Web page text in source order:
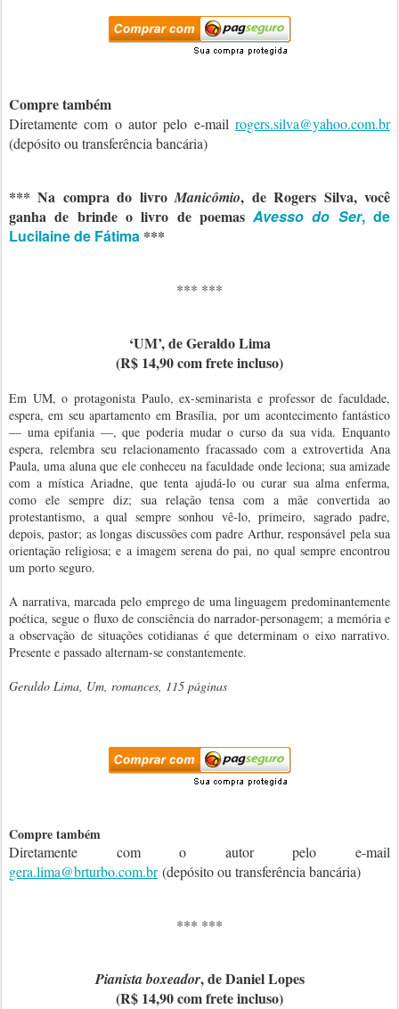
Compre também
Diretamente com o autor pelo e-mail rogers.silva@yahoo.com.br
(depósito ou transferência bancária)
*** Na compra do livroManicômio, de Rogers Silva, você
ganha de brinde o livro de poemasAvesso do Ser, de
Lucilaine de Fátima ***
*** ***
‘UM’, de Geraldo Lima
(R$ 14,90 com frete incluso)
Em UM, o protagonista Paulo, ex-seminarista e professor de faculdade,
espera, em seu apartamento em Brasília, por um acontecimento fantástico
— uma epifania —, que poderia mudar o curso da sua vida. Enquanto
espera, relembra seu relacionamento fracassado com a extrovertida Ana
Paula, uma aluna que ele conheceu na faculdade onde leciona; sua amizade
com a mística Ariadne, que tenta ajudá-lo ou curar sua alma enferma,
como ele sempre diz; sua relação tensa com a mãe convertida ao
protestantismo, a qual sempre sonhou vê-lo, primeiro, sagrado padre,
depois, pastor; as longas discussões com padre Arthur, responsável pela sua
orientação religiosa; e a imagem serena do pai, no qual sempre encontrou
um porto seguro.
A narrativa, marcada pelo emprego de uma linguagem predominantemente
poética, segue o fluxo de consciência do narrador-personagem; a memória e
a observação de situações cotidianas é que determinam o eixo narrativo.
Presente e passado alternam-se constantemente.
Geraldo Lima, Um, romances, 115 páginas
Compre também
Diretamente com o autor pelo e-mail
gera.lima@brturbo.com.br (depósito ou transferência bancária)
*** ***
Pianista boxeador, de Daniel Lopes
(R$ 14,90 com frete incluso)